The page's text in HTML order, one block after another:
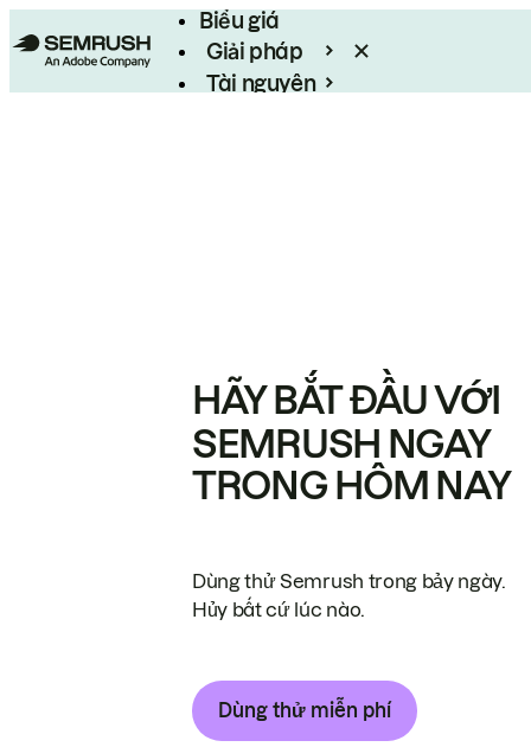
Biểu giá
Giải pháp
Tài nguyên
HÃY BẮT ĐẦU VỚI
SEMRUSH NGAY
TRONG HÔM NAY
Dùng thử Semrush trong bảy ngày.
Hủy bất cứ lúc nào.
Dùng thử miễn phí